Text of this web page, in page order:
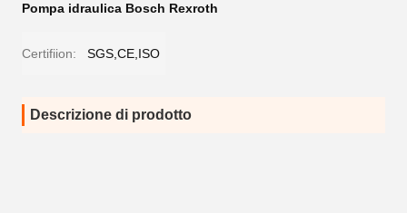
Pompa idraulica Bosch Rexroth
Certifiion: SGS,CE,ISO
Descrizione di prodotto